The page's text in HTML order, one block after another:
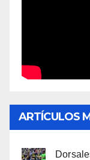
ARTÍCULOS